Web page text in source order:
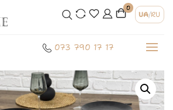
0
UA/RU
073 790 17 17